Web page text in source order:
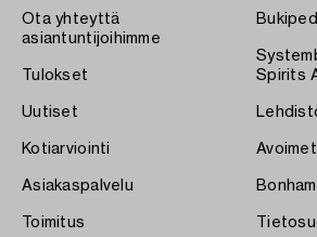
Ota yhteyttä
asiantuntijoihimme
Tulokset
Uutiset
Kotiarviointi
Asiakaspalvelu
Toimitus
Spirits